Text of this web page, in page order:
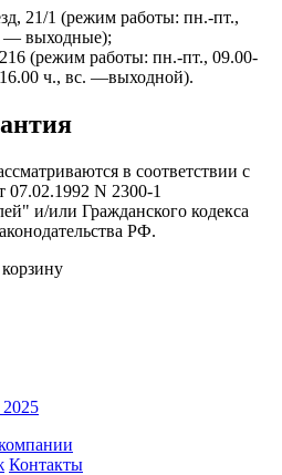
21/1 (режим работы: пн.-пт.,
— выходные);
(режим работы: пн.-пт., 09.00-
ч., вс. —выходной).
в соответствии с
N 2300-1
и/или Гражданского кодекса
РФ.
Контакты